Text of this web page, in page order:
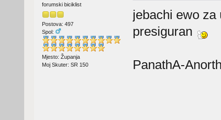
forumski biciklist
Postova: 497
Spol:
Mjesto: Županja
Moj Skuter: SR 150
jebachi ewo za
presiguran
PanathA-